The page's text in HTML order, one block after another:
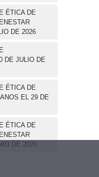
ÉTICA DE
DE 2026
DE JULIO DE
ÉTICA DE
EL 29 DE
ÉTICA DE
DE 2026